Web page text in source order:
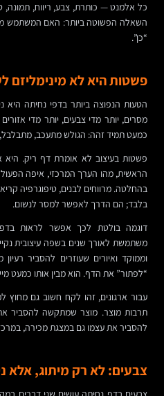
כל אלמנט — כותרת, צבע, ריווח,
השאלה הפשוטה ביותר: האם המשתמש
“כן”.
פשטות היא לא מינימליזם
הטעות הנפוצה ביותר בדפי נחיתה היא
מסרים, יותר מדי צבעים, יותר מדי
כמעט תמיד זהה: הגולש מתעכב, מתבלבל,
פשטות בעיצוב לא אומרת דף ריק.
הראשית, מהו הערך המרכזי, איפה
בהחלטה. מרווחים לבנים, טיפוגרפיה
בלבד; הם הדרך לאפשר למסר לנשום.
משתמשת לאורך שנים בשפה עיצובית
וממוקד ואיורים שעוזרים להסביר
“לפתור” את הדף. הוא מבין אותו כמעט
עבור ארגונים, זהו לקח חשוב גם מחוץ
תרבות מוצר. מוצר שמתקשה להסביר
להסביר את עצמו גם במצגת מכירה,
צבעים: לא רק מיתוג, אלא